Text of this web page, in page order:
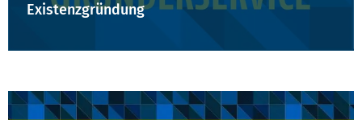
Existenzgründung